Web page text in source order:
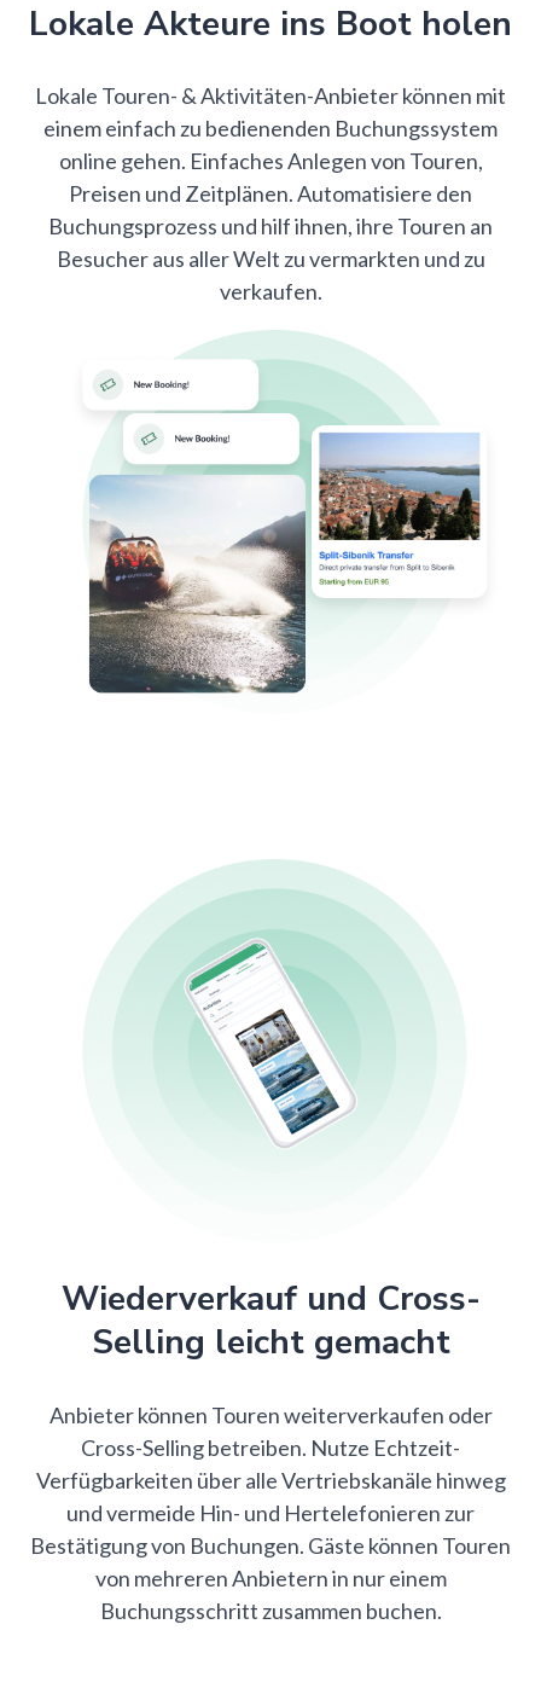
Lokale Akteure ins Boot holen
Lokale Touren- & Aktivitäten-Anbieter können mit
einem einfach zu bedienenden Buchungssystem
online gehen. Einfaches Anlegen von Touren,
Preisen und Zeitplänen. Automatisiere den
Buchungsprozess und hilf ihnen, ihre Touren an
Besucher aus aller Welt zu vermarkten und zu
verkaufen.
Wiederverkauf und Cross-
Selling leicht gemacht
Anbieter können Touren weiterverkaufen oder
Cross-Selling betreiben. Nutze Echtzeit-
Verfügbarkeiten über alle Vertriebskanäle hinweg
und vermeide Hin- und Hertelefonieren zur
Bestätigung von Buchungen. Gäste können Touren
von mehreren Anbietern in nur einem
Buchungsschritt zusammen buchen.